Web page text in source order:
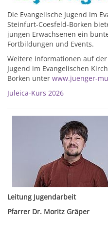
Die Evangelische Jugend im
Steinfurt-Coesfeld-Borken
jungen Erwachsenen ein
Fortbildungen und Events.
Weitere Informationen auf
Jugend im Evangelischen
Borken unter www.juenger-
Juleica-Kurs 2026
Leitung Jugendarbeit
Pfarrer Dr. Moritz Gräper